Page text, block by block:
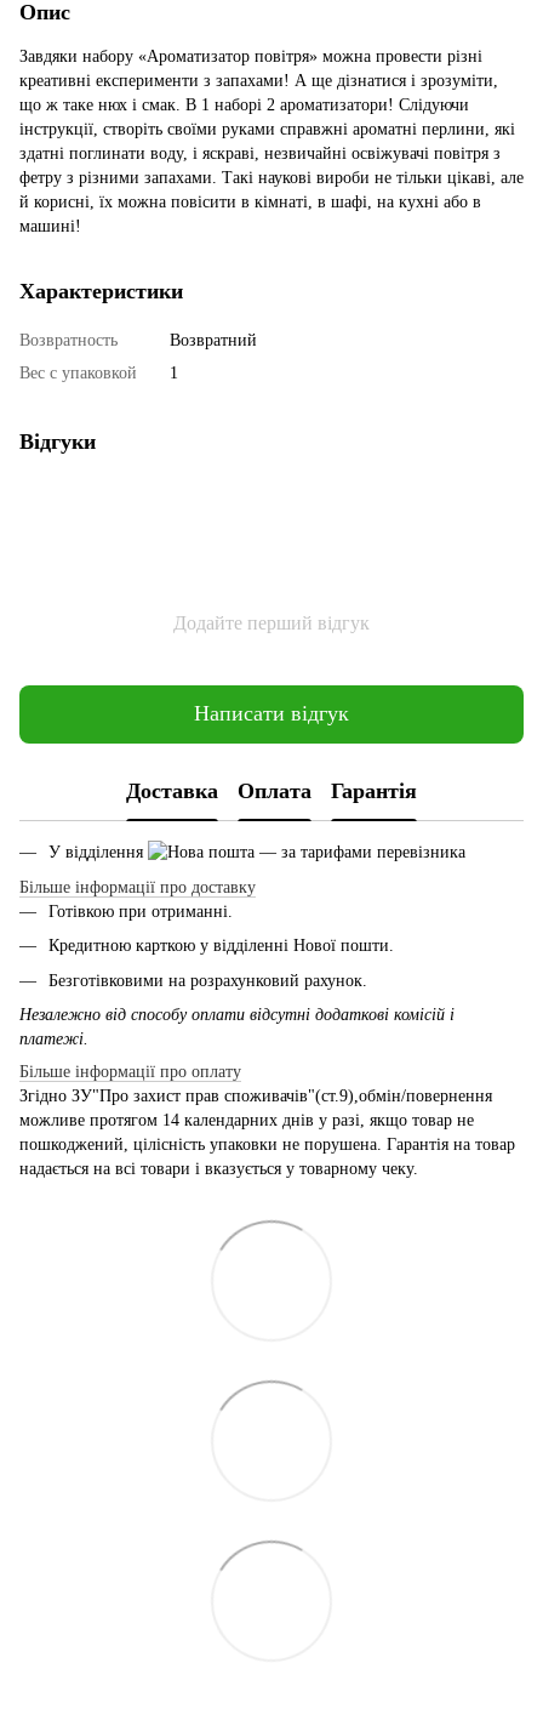
Опис
Завдяки набору «Ароматизатор повітря» можна провести різні
креативні експерименти з запахами! А ще дізнатися і зрозуміти,
що ж таке нюх і смак. В 1 наборі 2 ароматизатори! Слідуючи
інструкції, створіть своїми руками справжні ароматні перлини, які
здатні поглинати воду, і яскраві, незвичайні освіжувачі повітря з
фетру з різними запахами. Такі наукові вироби не тільки цікаві, але
й корисні, їх можна повісити в кімнаті, в шафі, на кухні або в
машині!
Характеристики
Возвратность
Возвратний
Вес с упаковкой
1
Відгуки
Додайте перший відгук
Написати відгук
Доставка Оплата Гарантія
У відділення
— за тарифами перевізника
Більше інформації про доставку
Готівкою при отриманні.
Кредитною карткою у відділенні Нової пошти.
Безготівковими на розрахунковий рахунок.
Незалежно від способу оплати відсутні додаткові комісій і
платежі.
Більше інформації про оплату
Згідно ЗУ"Про захист прав споживачів"(ст.9),обмін/повернення
можливе протягом 14 календарних днів у разі, якщо товар не
пошкоджений, цілісність упаковки не порушена. Гарантія на товар
надається на всі товари і вказується у товарному чеку.